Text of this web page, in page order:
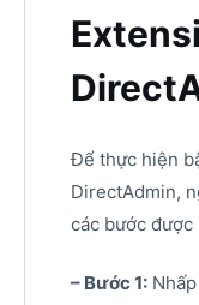
Để thực hiện
DirectAdmin,
các bước được
– Bước 1:Nhấp